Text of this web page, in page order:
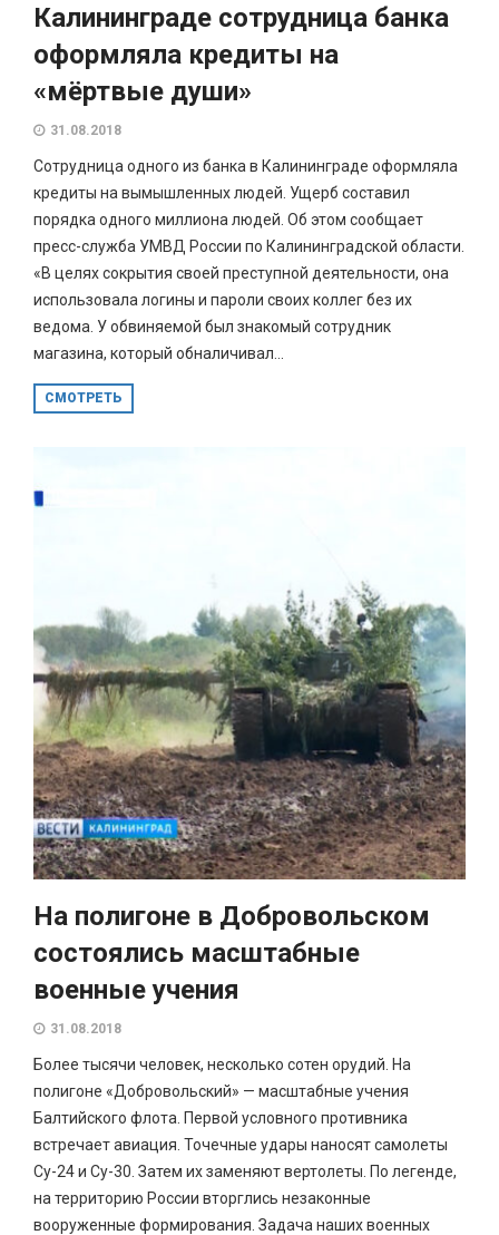
Калининграде сотрудница банка
оформляла кредиты на
«мёртвые души»
31.08.2018
Сотрудница одного из банка в Калининграде оформляла
кредиты на вымышленных людей. Ущерб составил
порядка одного миллиона людей. Об этом сообщает
пресс-служба УМВД России по Калининградской области.
«В целях сокрытия своей преступной деятельности, она
использовала логины и пароли своих коллег без их
ведома. У обвиняемой был знакомый сотрудник
магазина, который обналичивал...
СМОТРЕТЬ
На полигоне в Добровольском
состоялись масштабные
военные учения
31.08.2018
Более тысячи человек, несколько сотен орудий. На
полигоне «Добровольский» — масштабные учения
Балтийского флота. Первой условного противника
встречает авиация. Точечные удары наносят самолеты
Су-24 и Су-30. Затем их заменяют вертолеты. По легенде,
на территорию России вторглись незаконные
вооруженные формирования. Задача наших военных